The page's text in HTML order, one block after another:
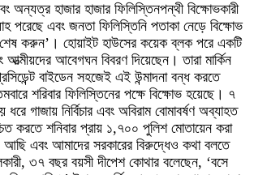
অন্যত্র হাজার হাজার ফিলিস্তিনপন্থী বিক্ষোভকারী
পরেছে এবং জনতা ফিলিস্তিনি পতাকা নেড়ে বিক্ষোভ
শেষ করুন’। হোয়াইট হাউসের কয়েক ব্লক পরে একটি
আবেগঘন বিবরণ দিয়েছেন। তারা মার্কিন
বাইডেন সহজেই এই উন্মাদনা বন্ধ করতে
শরিবার ফিলিস্তিনের পক্ষে বিক্ষোভ হয়েছে। ৭
গাজায় নির্বিচার এবং অবিরাম বোমাবর্ষণ অব্যাহত
করতে শনিবার প্রায় ১,৭০০ পুলিশ মোতায়েন করা
আছি এবং আমাদের সরকারের বিরুদ্ধেও কথা বলতে
৩৭ বছর বয়সী দীপেশ কোথার বলেছেন, ‘বসে